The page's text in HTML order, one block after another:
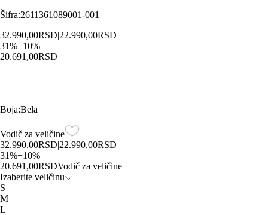
Šifra:2611361089001-001
32.990,00RSD|22.990,00RSD
31%+10%
20.691,00RSD
Boja:Bela
Vodič za veličine
32.990,00RSD|22.990,00RSD
31%+10%
20.691,00RSDVodič za veličine
Izaberite veličinu
S
M
L